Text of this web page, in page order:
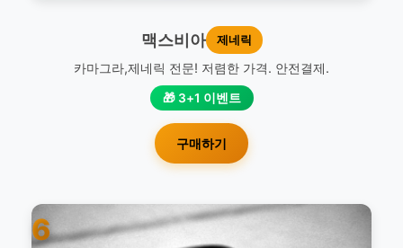
맥스비아 제네릭
카마그라,제네릭 전문! 저렴한 가격. 안전결제.
🎁 3+1 이벤트
구매하기
6